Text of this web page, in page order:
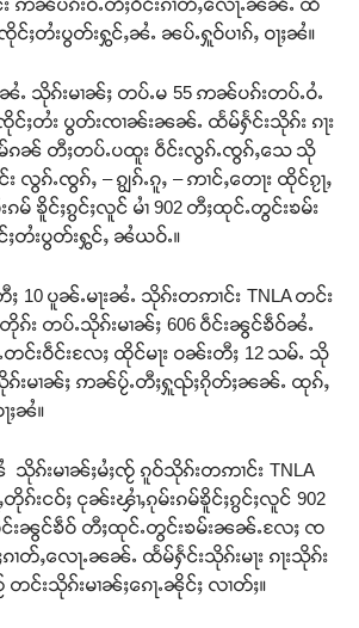
ဢၼ်ပၵ်းဝႆႉတီႈဝဵင်းၵၢတ်ႇလေႃႉၼၼ်ႉ ထႅ
ၸိုင်ႈတႆးပွတ်းႁွင်ႇၼႆႉ ၼပ်ႉႁူဝ်ပၢၵ်ႇ ဝႃႈၼႆ။
ၼႆႉ သိုၵ်းမၢၼ်ႈ တပ်ႉမ 55 ဢၼ်ပၵ်းတပ်ႉဝႆႉ
ၸိုင်ႈတႆး ပွတ်းၸၢၼ်းၼၼ်ႉ ထႅမ်ႁႅင်းသိုၵ်း ၵႃး
မ်ၵၼ် တီႈတပ်ႉပထူး ဝဵင်းလွၵ်ႉၸွၵ်ႇသေ သို
လွၵ်ႉၸွၵ်ႇ – ၵျွၵ်ႉၵူႇ – ဢၢင်ႇတေႃး ထိုင်ၵႂႃႇ
ၵမ် ၶိူင်ႈၵွင်ႈလူင် မၢႆ 902 တီႈထုင်ႉတွင်းၶမ်း
တႆးပွတ်းႁွင်ႇ ၼႆယဝ်ႉ။
10 ပူၼ်ႉမႃးၼႆႉ သိုၵ်းတဢၢင်း TNLA တင်း
ၵ်း တပ်ႉသိုၵ်းမၢၼ်ႈ 606 ဝဵင်းၼွင်ၶဵဝ်ၼႆႉ
င်းဝဵင်းလႄႈ ထိုင်မႃး ဝၼ်းတီႈ 12 သမ်ႉ သို
ၵ်းမၢၼ်ႈ ဢၼ်ပႂ်ႉတီႈႁူၺ်ႈၵိုတ်ႈၼၼ်ႉ ထုၵ်ႇ
ႈၼႆ။
သိုၵ်းမၢၼ်ႈမႆႈၸႂ် ၵူဝ်သိုၵ်းတဢၢင်း TNLA
တိုၵ်းငဝ်ႈ ငုၼ်းၾၢႆႇၵုမ်းၵမ်ၶိူင်ႈၵွင်ႈလူင် 902
းၼွင်ၶဵဝ် တီႈထုင်ႉတွင်းၶမ်းၼၼ်ႉလႄႈ ၸ
ၢတ်ႇလေႃႉၼၼ်ႉ ထႅမ်ႁႅင်းသိုၵ်းမႃး ၵႃးသိုၵ်း
င်းသိုၵ်းမၢၼ်ႈၵေႃႉၼိုင်ႈ လၢတ်ႈ။